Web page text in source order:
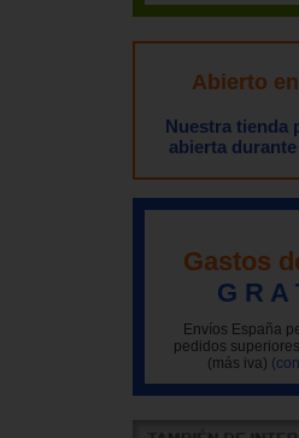
Abierto
Nuestra tienda
abierta
Gastos
G R A
Envíos España
pedidos
(más iva)